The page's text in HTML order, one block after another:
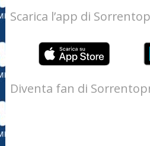
Scarica l’app di
Diventa fan di